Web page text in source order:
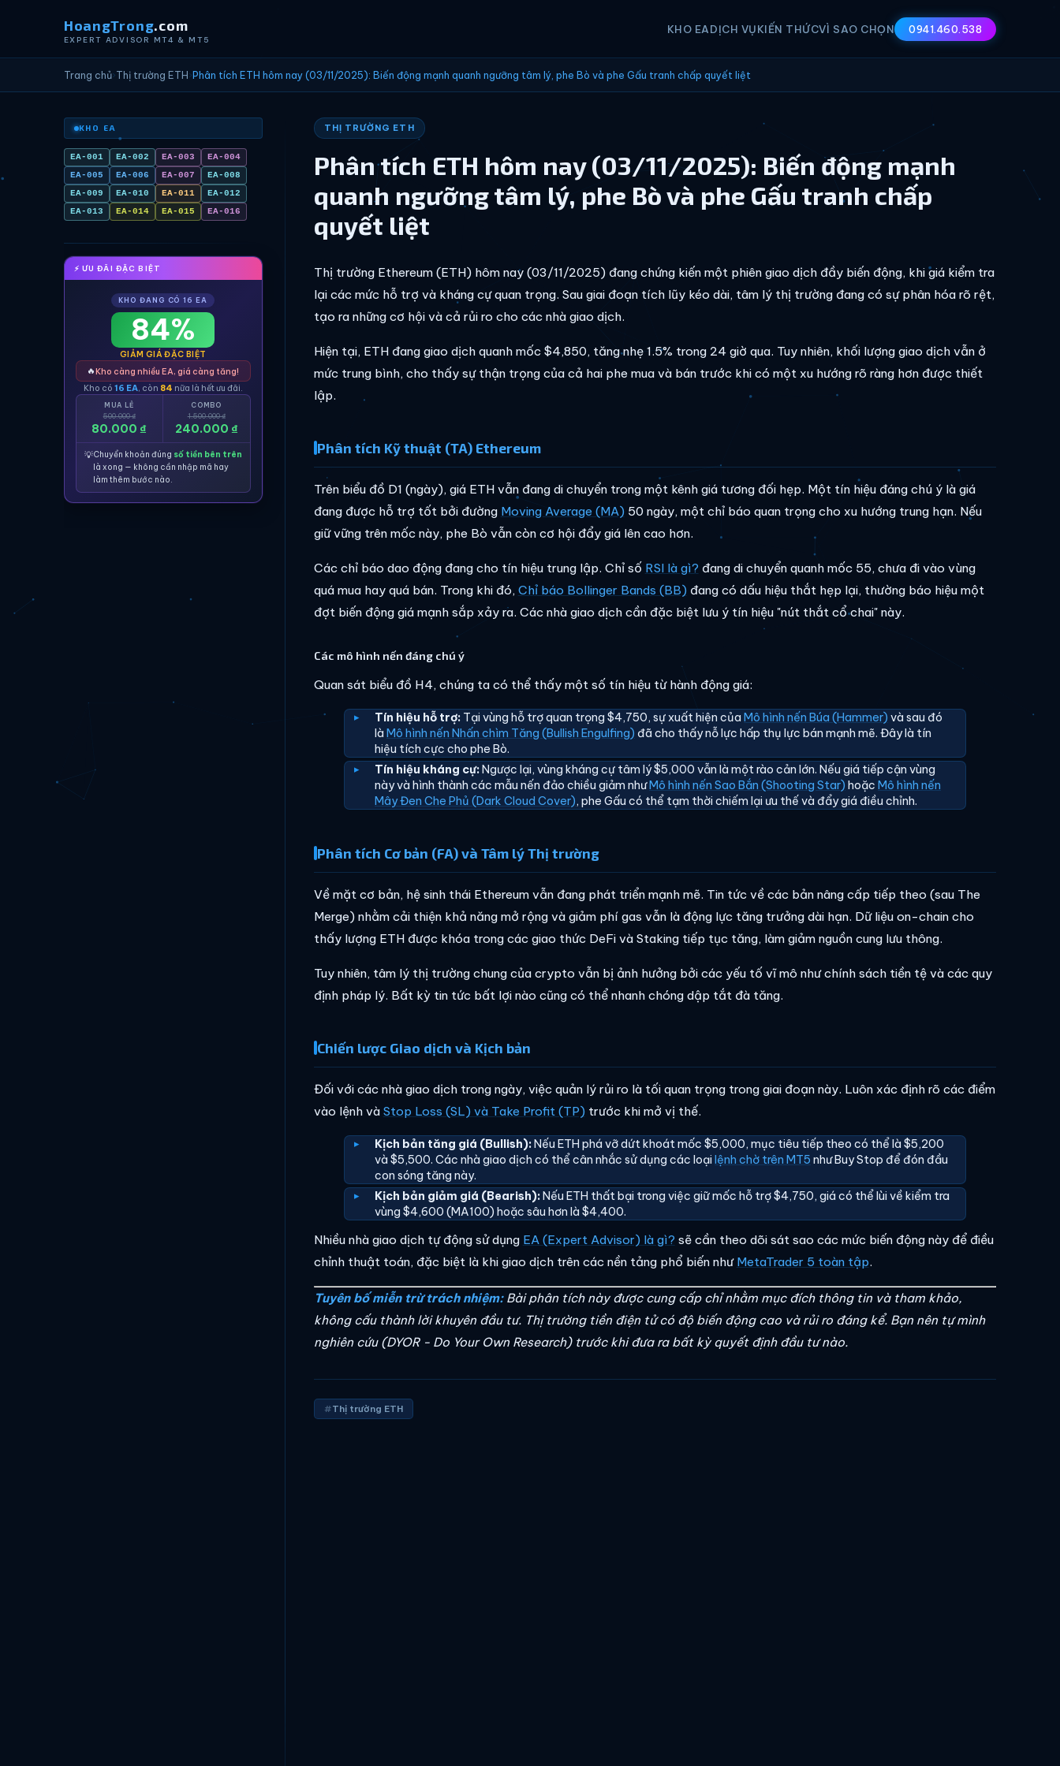
HoangTrong.com
EXPERT ADVISOR MT4 & MT5
KHO EADỊCH VỤKIẾN THỨCVÌ SAO CHỌN 0941.460.538
Trang chủ›Thị trường ETH › Phân tích ETH hôm nay (03/11/2025): Biến động mạnh quanh ngưỡng tâm lý, phe Bò và phe Gấu tranh chấp quyết liệt
KHO EA
EA-001 EA-002 EA-003
EA-004
EA-005
EA-006 EA-007
EA-008
EA-009
EA-010 EA-011
EA-012
EA-013
EA-014 EA-015 EA-016
⚡ ƯU ĐÃI ĐẶC BIỆT
KHO ĐANG CÓ 16 EA
84%
GIẢM GIÁ ĐẶC BIỆT
🔥Kho càng nhiều EA, giá càng tăng!
Kho có 16 EA, còn 84 nữa là hết ưu đãi.
MUA LẺ
500.000 ₫
80.000 ₫
COMBO
1.500.000 ₫
240.000 ₫
💡Chuyển khoản đúng số tiền bên trên
là xong — không cần nhập mã hay
làm thêm bước nào.
THỊ TRƯỜNG ETH
Phân tích ETH hôm nay (03/11/2025): Biến động mạnh
quanh ngưỡng tâm lý, phe Bò và phe Gấu tranh chấp
quyết liệt
Thị trường Ethereum (ETH) hôm nay (03/11/2025) đang chứng kiến một phiên giao dịch đầy biến động, khi giá kiểm tra
lại các mức hỗ trợ và kháng cự quan trọng. Sau giai đoạn tích lũy kéo dài, tâm lý thị trường đang có sự phân hóa rõ rệt,
tạo ra những cơ hội và cả rủi ro cho các nhà giao dịch.
Hiện tại, ETH đang giao dịch quanh mốc $4,850, tăng nhẹ 1.5% trong 24 giờ qua. Tuy nhiên, khối lượng giao dịch vẫn ở
mức trung bình, cho thấy sự thận trọng của cả hai phe mua và bán trước khi có một xu hướng rõ ràng hơn được thiết
lập.
Phân tích Kỹ thuật (TA) Ethereum
Trên biểu đồ D1 (ngày), giá ETH vẫn đang di chuyển trong một kênh giá tương đối hẹp. Một tín hiệu đáng chú ý là giá
đang được hỗ trợ tốt bởi đường Moving Average (MA)50 ngày, một chỉ báo quan trọng cho xu hướng trung hạn. Nếu
giữ vững trên mốc này, phe Bò vẫn còn cơ hội đẩy giá lên cao hơn.
Các chỉ báo dao động đang cho tín hiệu trung lập. Chỉ số RSI là gì? đang di chuyển quanh mốc 55, chưa đi vào vùng
quá mua hay quá bán. Trong khi đó, Chỉ báo Bollinger Bands (BB)đang có dấu hiệu thắt hẹp lại, thường báo hiệu một
đợt biến động giá mạnh sắp xảy ra. Các nhà giao dịch cần đặc biệt lưu ý tín hiệu "nút thắt cổ chai" này.
Các mô hình nến đáng chú ý
Quan sát biểu đồ H4, chúng ta có thể thấy một số tín hiệu từ hành động giá:
Tín hiệu hỗ trợ: Tại vùng hỗ trợ quan trọng $4,750, sự xuất hiện củaMô hình nến Búa (Hammer) và sau đó
làMô hình nến Nhấn chìm Tăng (Bullish Engulfing) đã cho thấy nỗ lực hấp thụ lực bán mạnh mẽ. Đây là tín
hiệu tích cực cho phe Bò.
Tín hiệu kháng cự:Ngược lại, vùng kháng cự tâm lý $5,000 vẫn là một rào cản lớn. Nếu giá tiếp cận vùng
này và hình thành các mẫu nến đảo chiều giảm nhưMô hình nến Sao Bắn (Shooting Star) hoặcMô hình nến
Mây Đen Che Phủ (Dark Cloud Cover), phe Gấu có thể tạm thời chiếm lại ưu thế và đẩy giá điều chỉnh.
Phân tích Cơ bản (FA) và Tâm lý Thị trường
Về mặt cơ bản, hệ sinh thái Ethereum vẫn đang phát triển mạnh mẽ. Tin tức về các bản nâng cấp tiếp theo (sau The
Merge) nhằm cải thiện khả năng mở rộng và giảm phí gas vẫn là động lực tăng trưởng dài hạn. Dữ liệu on-chain cho
thấy lượng ETH được khóa trong các giao thức DeFi và Staking tiếp tục tăng, làm giảm nguồn cung lưu thông.
Tuy nhiên, tâm lý thị trường chung của crypto vẫn bị ảnh hưởng bởi các yếu tố vĩ mô như chính sách tiền tệ và các quy
định pháp lý. Bất kỳ tin tức bất lợi nào cũng có thể nhanh chóng dập tắt đà tăng.
Chiến lược Giao dịch và Kịch bản
Đối với các nhà giao dịch trong ngày, việc quản lý rủi ro là tối quan trọng trong giai đoạn này. Luôn xác định rõ các điểm
vào lệnh và Stop Loss (SL) và Take Profit (TP)trước khi mở vị thế.
Kịch bản tăng giá (Bullish):Nếu ETH phá vỡ dứt khoát mốc $5,000, mục tiêu tiếp theo có thể là $5,200
và $5,500. Các nhà giao dịch có thể cân nhắc sử dụng các loạilệnh chờ trên MT5 như Buy Stop để đón đầu
con sóng tăng này.
Kịch bản giảm giá (Bearish):Nếu ETH thất bại trong việc giữ mốc hỗ trợ $4,750, giá có thể lùi về kiểm tra
vùng $4,600 (MA100) hoặc sâu hơn là $4,400.
Nhiều nhà giao dịch tự động sử dụng EA (Expert Advisor) là gì? sẽ cần theo dõi sát sao các mức biến động này để điều
chỉnh thuật toán, đặc biệt là khi giao dịch trên các nền tảng phổ biến như MetaTrader 5 toàn tập.
Tuyên bố miễn trừ trách nhiệm:Bài phân tích này được cung cấp chỉ nhằm mục đích thông tin và tham khảo,
không cấu thành lời khuyên đầu tư. Thị trường tiền điện tử có độ biến động cao và rủi ro đáng kể. Bạn nên tự mình
nghiên cứu (DYOR - Do Your Own Research) trước khi đưa ra bất kỳ quyết định đầu tư nào.
Thị trường ETH